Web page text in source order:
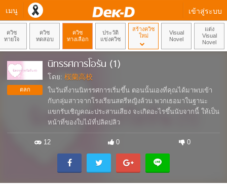
เมนู เข้าสู่ระบบ
ควิซ
ทายใจ
ควิซ
ทดสอบ
ควิซ
ทางเลือก
ประวัติ
แข่งควิซ
สร้างควิซ
ใหม่
Visual
Novel
แต่ง
Visual
Novel
ตลก
นิทรรศการโอรัน (1)
โดย: 桜蘭高校
ในวันที่งานนิทรรศการเริ่มขึ้น ตอนนั้นเองที่คุณได้มาพบเข้า
กับกลุ่มสาวจากโรงเรียนสตรีหญิงล้วน พวกเธอมาในฐานะ
แขกรับเชิญคณะประสานเสียง จะเกิดอะไรขึ้นนับจากนี้ ให้เป็น
หน้าที่ของใบไม้ที่ปลิดปลิว
12 0 0